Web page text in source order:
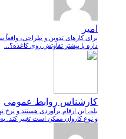
امیر
داره یا بیشتر تفاوتش روی کاغذه؟...
کارشناس روابط عمومی
بله، این ارقام برآوردی هستند و نرخ
و نوع کاروان ممکن است تغییر کند.